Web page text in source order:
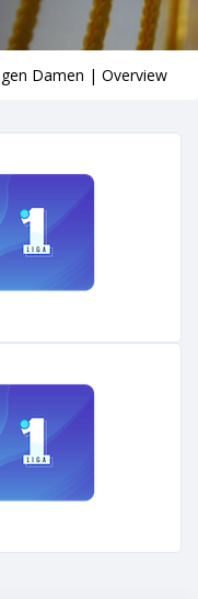
Damen | Overview